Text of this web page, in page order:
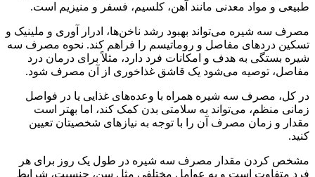
طبیعی و مواد معدنی مانند آهن، کلسیم، فسفر و منیزیم است.
مصرف سه شیره می‌تواند بهبود رشد ناخن‌ها، ادرار آوری و ملینیک و
تسکین دردهای مفاصل و روماتیسم را فراهم کند. نحوه مصرف سه
شیره بستگی به هدف و امکانات فرد دارد، مثلاً برای درمان درد
مفاصل، توصیه می‌شود یک قاشق غذاخوری از آن مصرف شود.
در کل، مصرف سه شیره همراه با وعده‌های غذایی یا در فواصل
زمانی منظم، می‌تواند به سلامتی بدن کمک کند، اما بهتر است
مقدار و زمان مصرف آن را با توجه به نیازهای شخصیتان تعیین
کنید.
مشخص کردن مقدار مصرف سه شیره در طول یک روز برای هر
فرد متفاوت است و به عوامل مختلفی مثل سن، جنسیت، شرایط